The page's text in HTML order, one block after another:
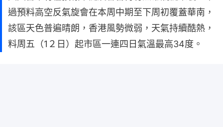
過預料高空反氣旋會在本周中期至下周初覆蓋華南，
該區天色普遍晴朗，香港風勢微弱，天氣持續酷熱，
料周五（1２日）起市區一連四日氣溫最高34度。